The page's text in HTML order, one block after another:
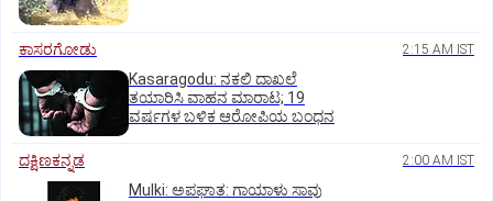
ಕಾಸರಗೋಡು 2:15 AM IST
Kasaragodu: ನಕಲಿ ದಾಖಲೆ
ತಯಾರಿಸಿ ವಾಹನ ಮಾರಾಟ; 19
ವರ್ಷಗಳ ಬಳಿಕ ಆರೋಪಿಯ ಬಂಧನ
ದಕ್ಷಿಣಕನ್ನಡ 2:00 AM IST
Mulki: ಅಪಘಾತ: ಗಾಯಾಳು ಸಾವು